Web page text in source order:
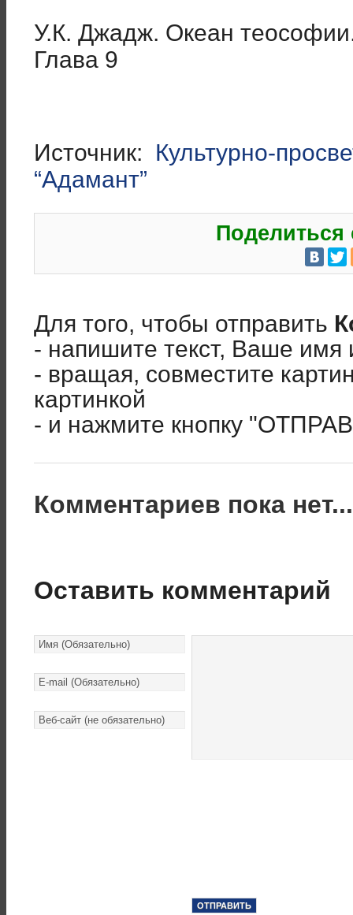
У.К. Джадж. Океан
Глава 9
Источник: Культурно-
“Адамант”
Поделиться
Для того, чтобы отправить
- напишите текст, Ваше имя
- вращая, совместите
картинкой
- и нажмите кнопку
Комментариев пока
Оставить комментарий